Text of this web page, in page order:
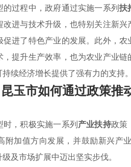
的过程中，政府通过实施一系列扶
进与技术升级，也特别关注新
进了特色产业的发展。此外，
提升生产效率，也为农业产业
续经济增长提供了强有力的支持
昆玉市如何通过政策推
时，积极实施一系列产业扶持政策
附加值方向发展，并鼓励新兴
及市场扩展中迈出坚实步伐。